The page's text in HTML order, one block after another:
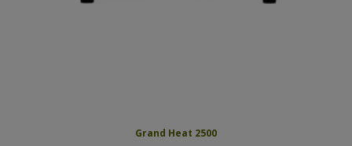
Grand Heat 2500